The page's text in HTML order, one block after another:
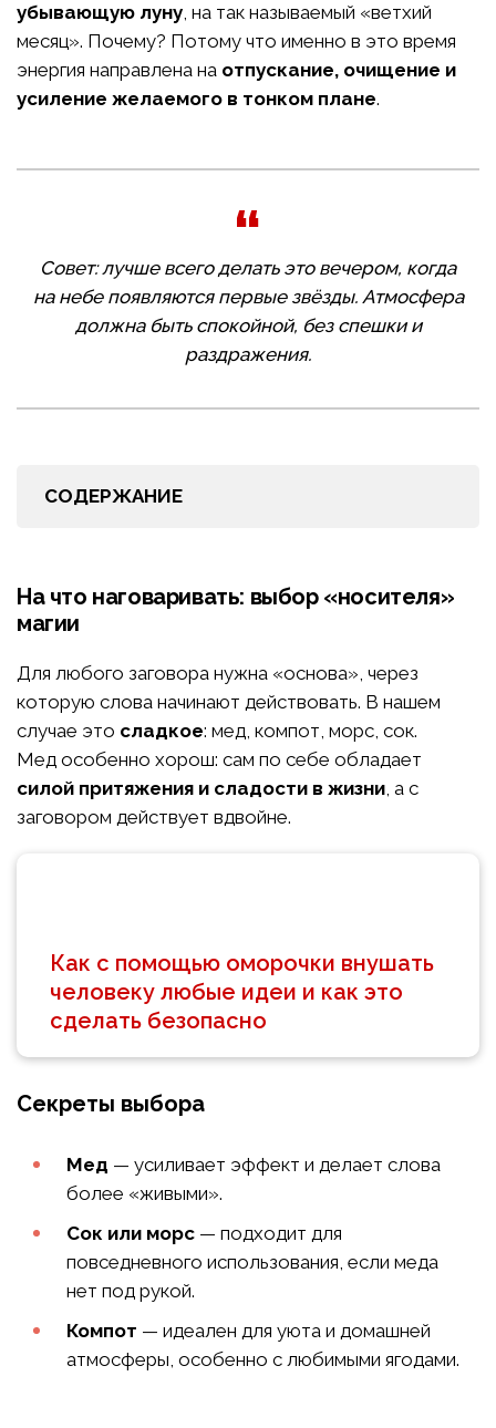
убывающую луну, на так называемый «ветхий
месяц». Почему? Потому что именно в это время
энергия направлена на отпускание, очищение и
усиление желаемого в тонком плане.
Совет: лучше всего делать это вечером, когда
на небе появляются первые звёзды. Атмосфера
должна быть спокойной, без спешки и
раздражения.
СОДЕРЖАНИЕ
На что наговаривать: выбор «носителя»
магии
Для любого заговора нужна «основа», через
которую слова начинают действовать. В нашем
случае это сладкое: мед, компот, морс, сок.
Мед особенно хорош: сам по себе обладает
силой притяжения и сладости в жизни, а с
заговором действует вдвойне.
Как с помощью оморочки внушать
человеку любые идеи и как это
сделать безопасно
Секреты выбора
Мед — усиливает эффект и делает слова
более «живыми».
Сок или морс — подходит для
повседневного использования, если меда
нет под рукой.
Компот — идеален для уюта и домашней
атмосферы, особенно с любимыми ягодами.